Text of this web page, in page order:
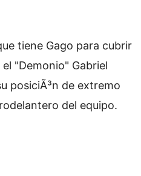
tiene Gago para cubrir
"Demonio" Gabriel
posiciÃ³n de extremo
del equipo.